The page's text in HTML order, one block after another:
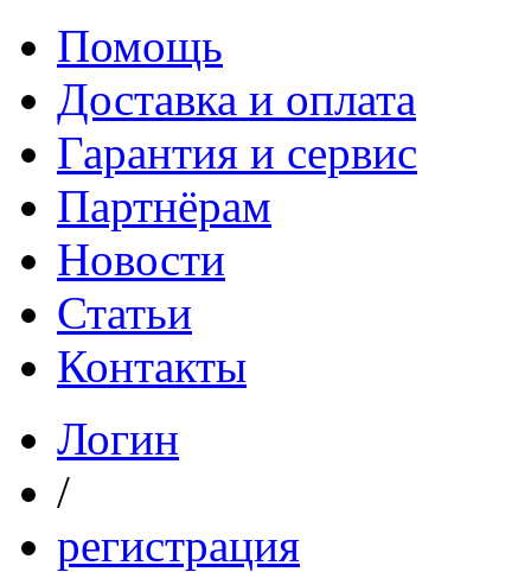
Помощь
Доставка и оплата
Гарантия и сервис
Партнёрам
Новости
Статьи
Контакты
Логин
/
регистрация